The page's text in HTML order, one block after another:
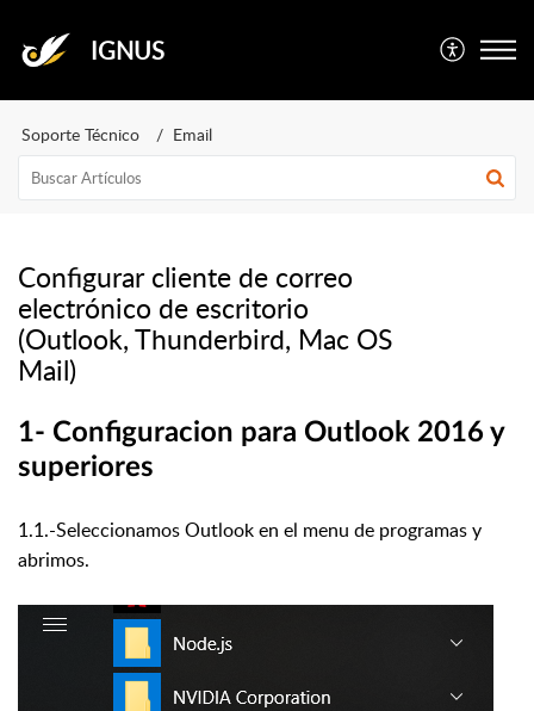
IGNUS
Soporte Técnico Email
Configurar cliente de correo
electrónico de escritorio
(Outlook, Thunderbird, Mac OS
Mail)
1- Configuracion para Outlook 2016 y
superiores
1.1.-Seleccionamos Outlook en el menu de programas y
abrimos.